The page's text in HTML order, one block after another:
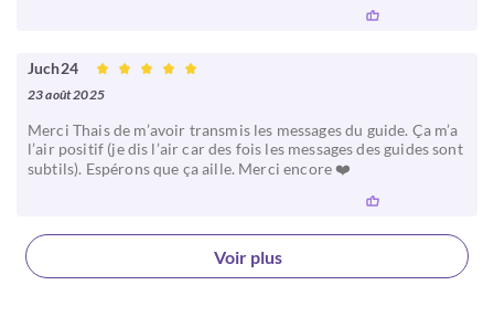
Juch24
23 août 2025
Merci Thais de m’avoir transmis les messages du guide. Ça m’a
l’air positif (je dis l’air car des fois les messages des guides sont
subtils). Espérons que ça aille. Merci encore ❤️
Voir plus